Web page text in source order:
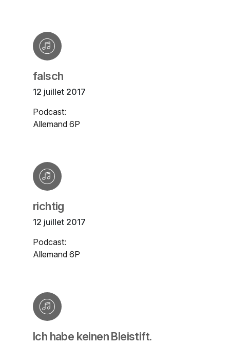
falsch
12 juillet 2017
Podcast:
Allemand 6P
richtig
12 juillet 2017
Podcast:
Allemand 6P
Ich habe keinen Bleistift.